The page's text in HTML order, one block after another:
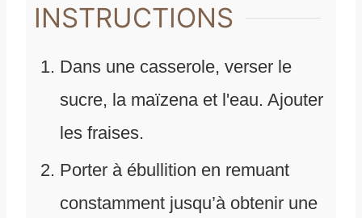
INSTRUCTIONS
Dans une casserole, verser le
sucre, la maïzena et l'eau. Ajouter
les fraises.
Porter à ébullition en remuant
constamment jusqu’à obtenir une